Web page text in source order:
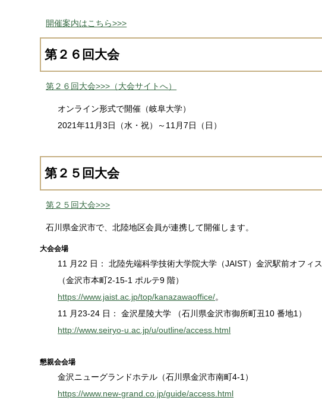
開催案内はこちら>>>
第２６回大会
第２６回大会>>>（大会サイトへ）
オンライン形式で開催（岐阜大学）
2021年11月3日（水・祝）～11月7日（日）
第２５回大会
第２５回大会>>>
石川県金沢市で、北陸地区会員が連携して開催します。
大会会場
11 月22 日： 北陸先端科学技術大学院大学（JAIST）金沢駅前オフィス
（金沢市本町2-15-1 ポルテ9 階）
https://www.jaist.ac.jp/top/kanazawaoffice/。
11 月23-24 日： 金沢星陵大学 （石川県金沢市御所町丑10 番地1）
http://www.seiryo-u.ac.jp/u/outline/access.html
懇親会会場
金沢ニューグランドホテル（石川県金沢市南町4-1）
https://www.new-grand.co.jp/guide/access.html